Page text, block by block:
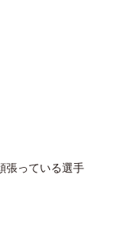
張っている選手